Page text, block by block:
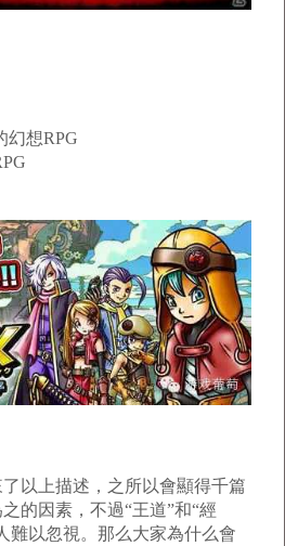
幻想RPG
以上描述，之所以會顯得千篇
的因素，不過“王道”和“經
難以忽視。那么大家為什么會